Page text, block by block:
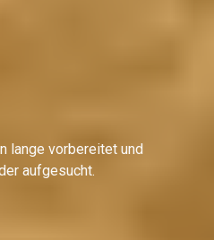
lange vorbereitet und
aufgesucht.